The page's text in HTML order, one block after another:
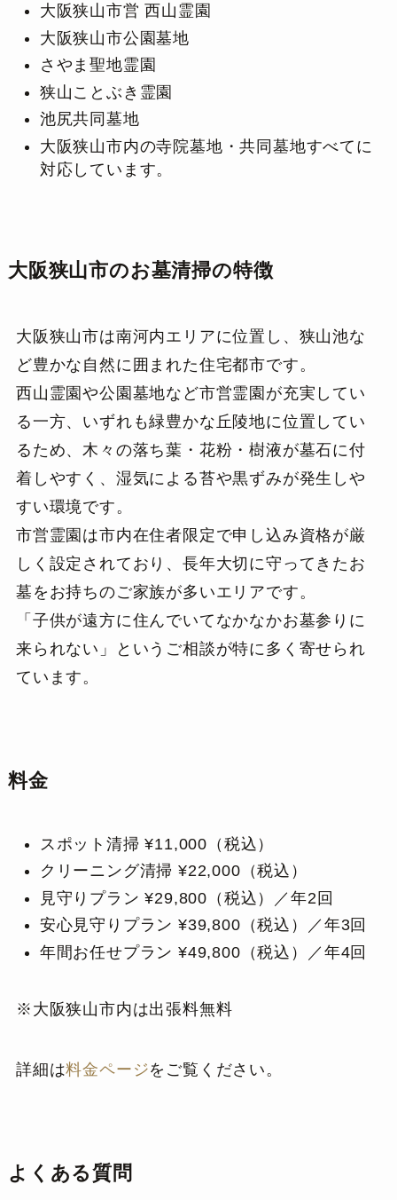
大阪狭山市営 西山霊園
大阪狭山市公園墓地
さやま聖地霊園
狭山ことぶき霊園
池尻共同墓地
大阪狭山市内の寺院墓地・共同墓地すべてに
対応しています。
大阪狭山市のお墓清掃の特徴
大阪狭山市は南河内エリアに位置し、狭山池な
ど豊かな自然に囲まれた住宅都市です。
西山霊園や公園墓地など市営霊園が充実してい
る一方、いずれも緑豊かな丘陵地に位置してい
るため、木々の落ち葉・花粉・樹液が墓石に付
着しやすく、湿気による苔や黒ずみが発生しや
すい環境です。
市営霊園は市内在住者限定で申し込み資格が厳
しく設定されており、長年大切に守ってきたお
墓をお持ちのご家族が多いエリアです。
「子供が遠方に住んでいてなかなかお墓参りに
来られない」というご相談が特に多く寄せられ
ています。
料金
スポット清掃 ¥11,000（税込）
クリーニング清掃 ¥22,000（税込）
見守りプラン ¥29,800（税込）／年2回
安心見守りプラン ¥39,800（税込）／年3回
年間お任せプラン ¥49,800（税込）／年4回
※大阪狭山市内は出張料無料
詳細は料金ページをご覧ください。
よくある質問